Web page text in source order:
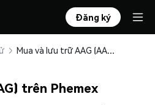
Đăng ký
Mua và lưu trữ AAG (AAG) an toàn
trên Phemex